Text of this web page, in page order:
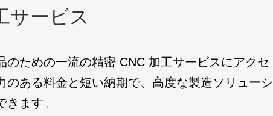
サービス
のための一流の精密 CNC 加工サービスにアクセ
のある料金と短い納期で、高度な製造ソリューシ
ます。